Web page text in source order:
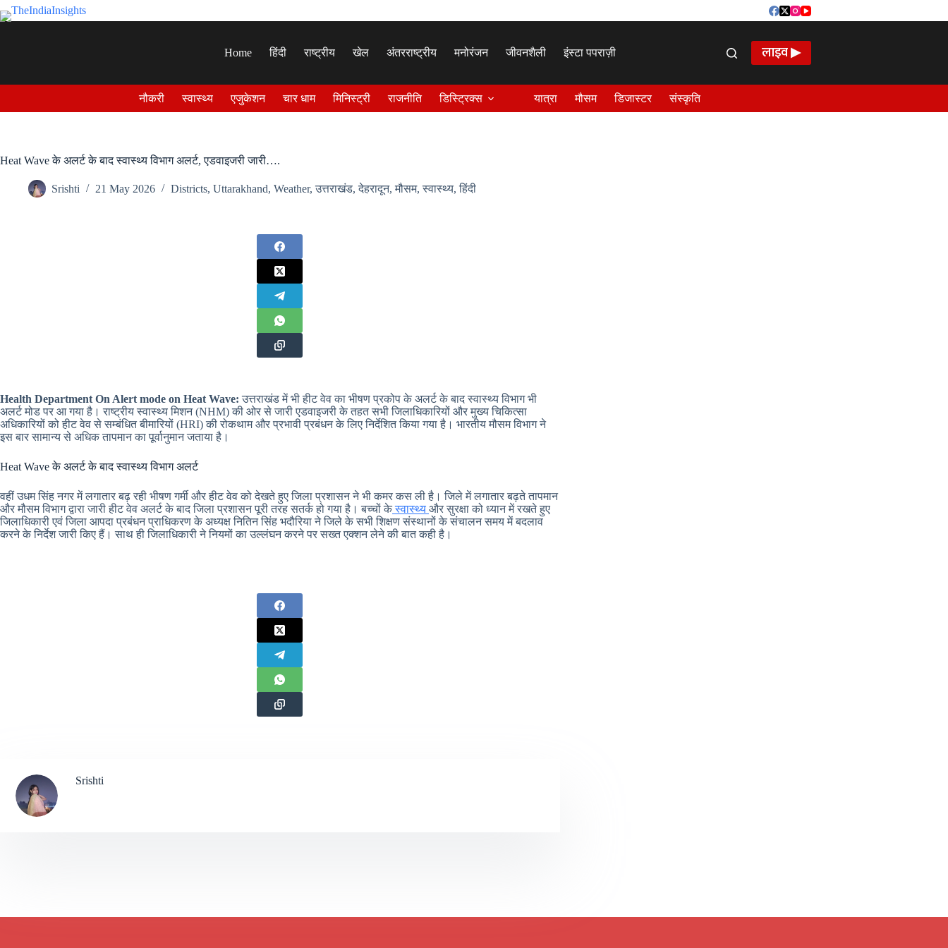
Skip
to
Home
हिंदी राष्ट्रीय खेल अंतरराष्ट्रीय मनोरंजन जीवनशैली इंस्टा पपराज़ी लाइव ▶
नौकरी स्वास्थ्य एजुकेशन चार धाम मिनिस्ट्री राजनीति डिस्ट्रिक्स यात्रा मौसम डिजास्टर संस्कृति
Heat Wave के अलर्ट के बाद स्वास्थ्य विभाग अलर्ट, एडवाइजरी जारी….
Srishti 21 May 2026 Districts, Uttarakhand, Weather,उत्तराखंड,देहरादून,मौसम,स्वास्थ्य,हिंदी
Health Department On Alert mode on Heat Wave: उत्तराखंड में भी हीट वेव का भीषण प्रकोप के अलर्ट के बाद स्वास्थ्य विभाग भी
अलर्ट मोड पर आ गया है। राष्ट्रीय स्वास्थ्य मिशन (NHM) की ओर से जारी एडवाइजरी के तहत सभी जिलाधिकारियों और मुख्य चिकित्सा
अधिकारियों को हीट वेव से सम्बंधित बीमारियों (HRI) की रोकथाम और प्रभावी प्रबंधन के लिए निर्देशित किया गया है। भारतीय मौसम विभाग ने
इस बार सामान्य से अधिक तापमान का पूर्वानुमान जताया है।
Heat Wave के अलर्ट के बाद स्वास्थ्य विभाग अलर्ट
वहीं उधम सिंह नगर में लगातार बढ़ रही भीषण गर्मी और हीट वेव को देखते हुए जिला प्रशासन ने भी कमर कस ली है। जिले में लगातार बढ़ते तापमान
और मौसम विभाग द्वारा जारी हीट वेव अलर्ट के बाद जिला प्रशासन पूरी तरह सतर्क हो गया है। बच्चों केस्वास्थ्य और सुरक्षा को ध्यान में रखते हुए
जिलाधिकारी एवं जिला आपदा प्रबंधन प्राधिकरण के अध्यक्ष नितिन सिंह भदौरिया ने जिले के सभी शिक्षण संस्थानों के संचालन समय में बदलाव
करने के निर्देश जारी किए हैं। साथ ही जिलाधिकारी ने नियमों का उल्लंघन करने पर सख्त एक्शन लेने की बात कही है।
Srishti